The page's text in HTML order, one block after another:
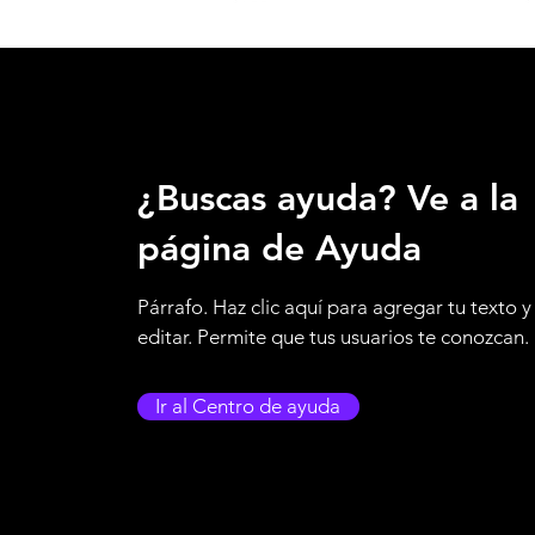
¿Buscas ayuda? Ve a la
página de Ayuda
Párrafo. Haz clic aquí para agregar tu texto y
editar. Permite que tus usuarios te conozcan.
Ir al Centro de ayuda